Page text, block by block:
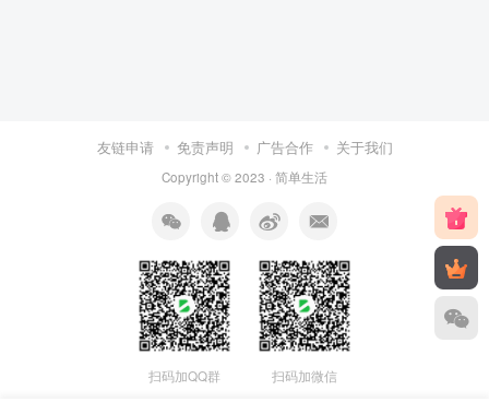
友链申请 免责声明 广告合作 关于我们
Copyright © 2023 · 简单生活
扫码加QQ群 扫码加微信